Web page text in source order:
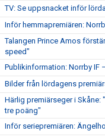
TV: Se uppsnacket inför
Inför hemmapremiären:
Talangen Prince Amos
speed"
Publikinformation: Norrby IF
Bilder från lördagens
Härlig premiärseger i
tre poäng"
Inför seriepremiären: